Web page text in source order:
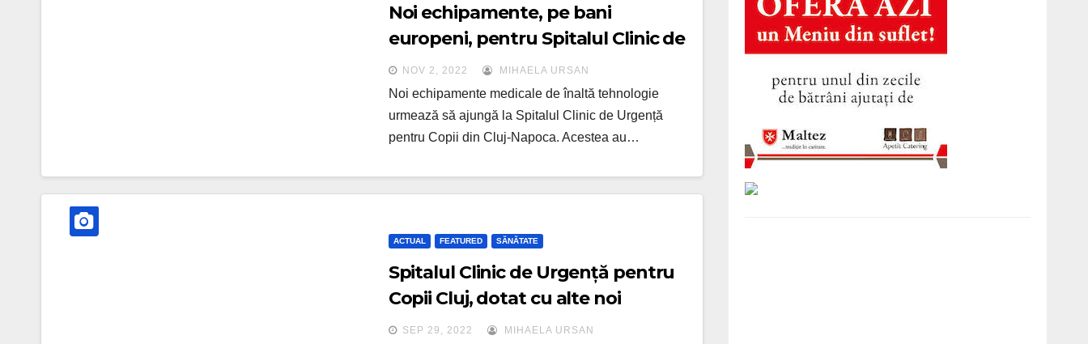
Noi echipamente, pe bani
europeni, pentru Spitalul Clinic de
Urgență pentru Copii
NOV 2, 2022 MIHAELA URSAN
Noi echipamente medicale de înaltă tehnologie
urmează să ajungă la Spitalul Clinic de Urgență
pentru Copii din Cluj-Napoca. Acestea au…
ACTUAL FEATURED SĂNĂTATE
Spitalul Clinic de Urgență pentru
Copii Cluj, dotat cu alte noi
echipamente de ultimă generație
SEP 29, 2022 MIHAELA URSAN